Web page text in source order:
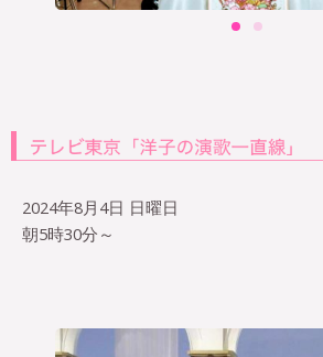
2024年8月4日 日曜日
朝5時30分～